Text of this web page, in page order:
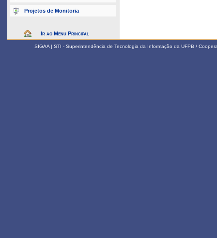
Projetos de Monitoria
Ir ao Menu Principal
SIGAA | STI - Superintendência de Tecnologia da Informação da UFPB /